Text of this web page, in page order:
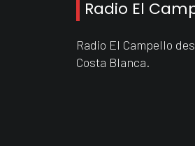
Radio El
Radio El Campello
Costa Blanca.